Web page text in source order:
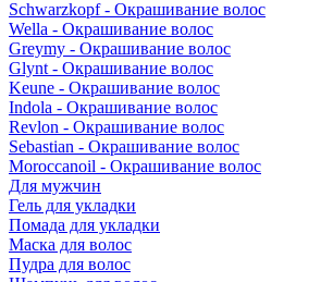
Schwarzkopf - Окрашивание волос
Wella - Окрашивание волос
Greymy - Окрашивание волос
Glynt - Окрашивание волос
Keune - Окрашивание волос
Indola - Окрашивание волос
Revlon - Окрашивание волос
Sebastian - Окрашивание волос
Moroccanoil - Окрашивание волос
Для мужчин
Гель для укладки
Помада для укладки
Маска для волос
Пудра для волос